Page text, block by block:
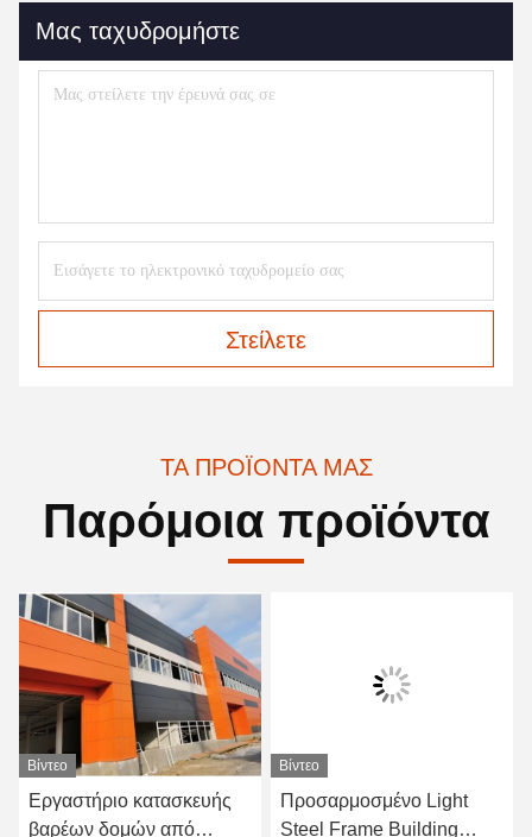
Μας ταχυδρομήστε
Στείλετε
ΤΑ ΠΡΟΪΌΝΤΑ ΜΑΣ
Παρόμοια προϊόντα
Βίντεο
Εργαστήριο κατασκευής
βαρέων δομών από
Βίντεο
Προσαρμοσμένο Light
Steel Frame Building